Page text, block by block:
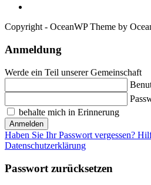
Copyright - OceanWP Theme by
Anmeldung
Werde ein Teil unserer Gemeinschaft
behalte mich in Erinnerung
Anmelden
Haben Sie Ihr Passwort vergessen?
Datenschutzerklärung
Passwort zurücksetzen